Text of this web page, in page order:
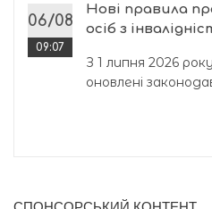
06/08
09:07
Нові правила
осіб з
З 1 липня 2026
оновлені